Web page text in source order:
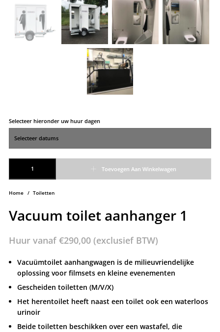
Home / Toiletten
Vacuum toilet aanhanger 1
Huur vanaf €290,00(exclusief BTW)
Vacuümtoilet aanhangwagen is de milieuvriendelijke
oplossing voor filmsets en kleine evenementen
Gescheiden toiletten (M/V/X)
Het herentoilet heeft naast een toilet ook een waterloos
urinoir
Beide toiletten beschikken over een wastafel, die
Selecteer hieronder uw huur dagen
Toevoegen Aan Winkelwagen